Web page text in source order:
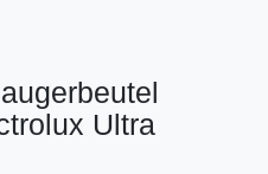
Ultra